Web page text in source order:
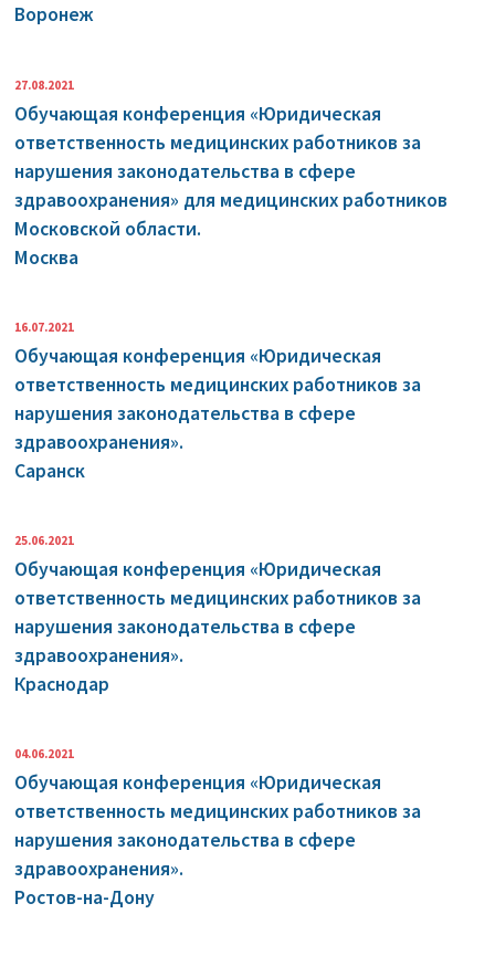
Воронеж
27.08.2021
Обучающая конференция «Юридическая
ответственность медицинских работников за
нарушения законодательства в сфере
здравоохранения» для медицинских работников
Московской области.
Москва
16.07.2021
Обучающая конференция «Юридическая
ответственность медицинских работников за
нарушения законодательства в сфере
здравоохранения».
Саранск
25.06.2021
Обучающая конференция «Юридическая
ответственность медицинских работников за
нарушения законодательства в сфере
здравоохранения».
Краснодар
04.06.2021
Обучающая конференция «Юридическая
ответственность медицинских работников за
нарушения законодательства в сфере
здравоохранения».
Ростов-на-Дону